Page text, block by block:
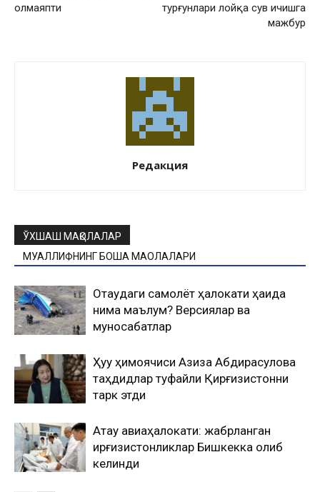
олмаяпти
турғунлари лойқа сув ичишга
мажбур
Редакция
ЎХШАШ МАҚОЛАЛАР
МУАЛЛИФНИНГ БОШҚА МАҚОЛАЛАРИ
Оқтаудаги самолёт ҳалокати ҳақида
нима маълум? Версиялар ва
муносабатлар
Ҳуқуқ ҳимоячиси Азиза Абдирасулова
таҳдидлар туфайли Қирғизистонни
тарк этди
Ақтау авиаҳалокати: жабрланган
қирғизистонликлар Бишкекка олиб
келинди